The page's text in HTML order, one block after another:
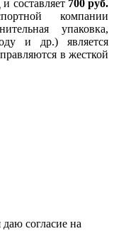
составляет 700 руб.
компании
упаковка,
и др.) является
в жесткой
согласие на